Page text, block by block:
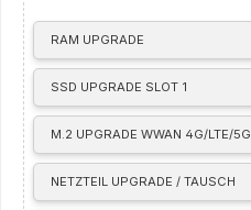
RAM UPGRADE
SSD UPGRADE SLOT 1
M.2 UPGRADE WWAN 4G/LTE/5G
NETZTEIL UPGRADE / TAUSCH